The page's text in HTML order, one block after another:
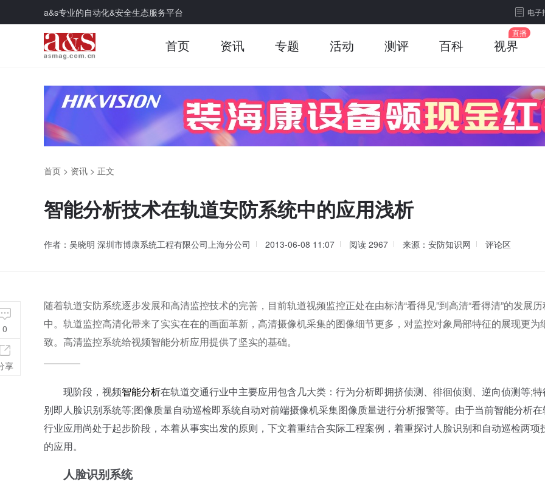
a&s专业的自动化&安全生态服务平台 电子
首页 资讯 专题 活动 测评 百科 视界
首页 > 资讯 > 正文
智能分析技术在轨道安防系统中的应用浅析
作者：吴晓明 深圳市博康系统工程有限公司上海分公司 2013-06-08 11:07 阅读 2967 来源：安防知识网 评论区
随着轨道安防系统逐步发展和高清监控技术的完善，目前轨道视频监控正处在由标清“看得见”到高清“看得清”的发展历
中。轨道监控高清化带来了实实在在的画面革新，高清摄像机采集的图像细节更多，对监控对象局部特征的展现更为
致。高清监控系统给视频智能分析应用提供了坚实的基础。
现阶段，视频智能分析在轨道交通行业中主要应用包含几大类：行为分析即拥挤侦测、徘徊侦测、逆向侦测等;特
别即人脸识别系统等;图像质量自动巡检即系统自动对前端摄像机采集图像质量进行分析报警等。由于当前智能分析在
行业应用尚处于起步阶段，本着从事实出发的原则，下文着重结合实际工程案例，着重探讨人脸识别和自动巡检两项
的应用。
人脸识别系统
0
享